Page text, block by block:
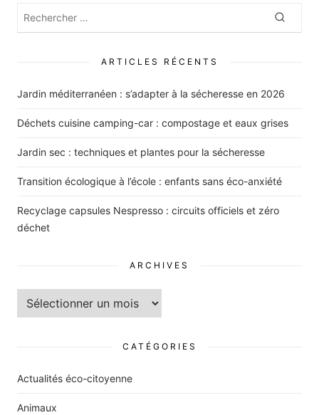
Rechercher
:
ARTICLES RÉCENTS
Jardin méditerranéen : s’adapter à la sécheresse en 2026
Déchets cuisine camping-car : compostage et eaux grises
Jardin sec : techniques et plantes pour la sécheresse
Transition écologique à l’école : enfants sans éco-anxiété
Recyclage capsules Nespresso : circuits officiels et zéro
déchet
ARCHIVES
Archives
CATÉGORIES
Actualités éco-citoyenne
Animaux